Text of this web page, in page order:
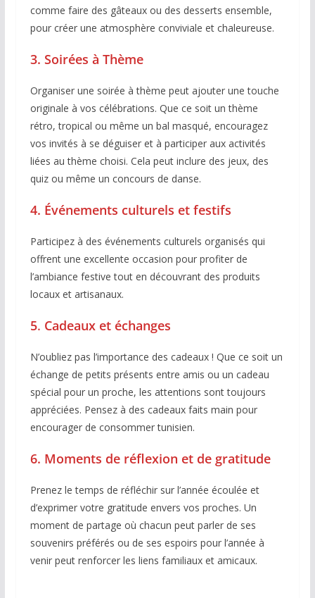
comme faire des gâteaux ou des desserts ensemble,
pour créer une atmosphère conviviale et chaleureuse.
3. Soirées à Thème
Organiser une soirée à thème peut ajouter une touche
originale à vos célébrations. Que ce soit un thème
rétro, tropical ou même un bal masqué, encouragez
vos invités à se déguiser et à participer aux activités
liées au thème choisi. Cela peut inclure des jeux, des
quiz ou même un concours de danse.
4. Événements culturels et festifs
Participez à des événements culturels organisés qui
offrent une excellente occasion pour profiter de
l’ambiance festive tout en découvrant des produits
locaux et artisanaux.
5. Cadeaux et échanges
N’oubliez pas l’importance des cadeaux ! Que ce soit un
échange de petits présents entre amis ou un cadeau
spécial pour un proche, les attentions sont toujours
appréciées. Pensez à des cadeaux faits main pour
encourager de consommer tunisien.
6. Moments de réflexion et de gratitude
Prenez le temps de réfléchir sur l’année écoulée et
d’exprimer votre gratitude envers vos proches. Un
moment de partage où chacun peut parler de ses
souvenirs préférés ou de ses espoirs pour l’année à
venir peut renforcer les liens familiaux et amicaux.